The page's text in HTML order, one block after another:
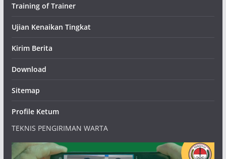
Training of Trainer
Ujian Kenaikan Tingkat
Kirim Berita
Download
Sitemap
Profile Ketum
TEKNIS PENGIRIMAN WARTA